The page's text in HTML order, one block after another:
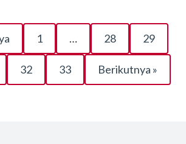
1 … 28 29
32 33 Berikutnya »